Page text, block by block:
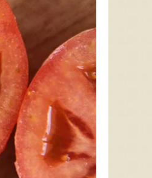
8月8日 14:03 [兵庫県]
梨（贈答用・家庭用）
『土田農園』